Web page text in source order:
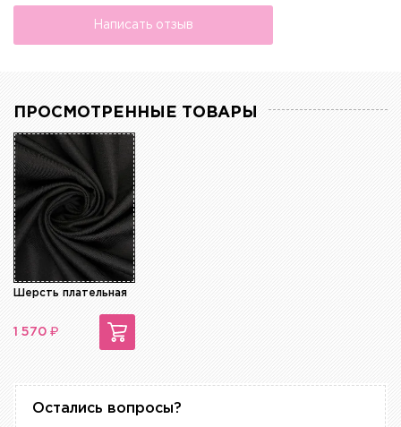
Написать отзыв
ПРОСМОТРЕННЫЕ ТОВАРЫ
Шерсть плательная
1 570 ₽
Остались вопросы?